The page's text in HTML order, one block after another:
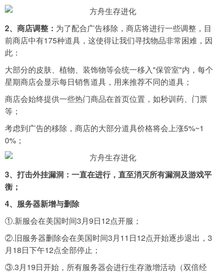
2、商店调整： 为了配合广告移除，商店将进行一些调整，目
前商店中有175种道具，这使得让我们寻找物品非常困难，因
此：
大部分的皮肤、植物、装饰物等会统一移入"保管室"内，每个
星期商店会显示每日销售道具，用来推荐不同的道具；
商店会始终提供一些热门商品在首页位置，如秒训药、门票
等；
考虑到广告的移除，商店的大部分道具价格将会上涨5%~1
0%；
3、打击外挂漏洞：一直在进行，直至消灭所有漏洞及游戏平
衡；
4、服务器新增与删除
①.新服会在美国时间3月9日12点开服；
②.旧服务器删除会在美国时间3月11日12点开始逐步退出，3
月18日下午12点全部停止；
③.3月19日开始，所有服务器会进行生存激增活动（双倍经